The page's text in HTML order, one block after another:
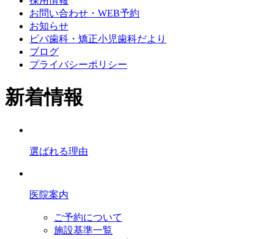
お問い合わせ・WEB予約
お知らせ
ビバ歯科・矯正小児歯科だより
ブログ
プライバシーポリシー
新着情報
選ばれる理由
医院案内
ご予約について
施設基準一覧